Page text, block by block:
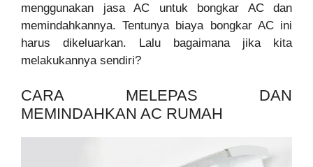
menggunakan jasa AC untuk bongkar AC dan
memindahkannya. Tentunya biaya bongkar AC ini
harus dikeluarkan. Lalu bagaimana jika kita
melakukannya sendiri?
CARA MELEPAS DAN
MEMINDAHKAN AC RUMAH